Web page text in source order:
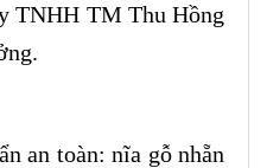
TNHH TM Thu Hồng
an toàn: nĩa gỗ nhẵn